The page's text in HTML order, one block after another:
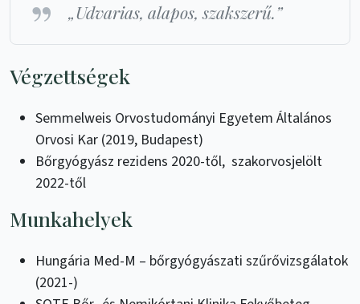
„Udvarias, alapos, szakszerű.”
Végzettségek
Semmelweis Orvostudományi Egyetem Általános
Orvosi Kar (2019, Budapest)
Bőrgyógyász rezidens 2020-től, szakorvosjelölt
2022-től
Munkahelyek
Hungária Med-M – bőrgyógyászati szűrővizsgálatok
(2021-)